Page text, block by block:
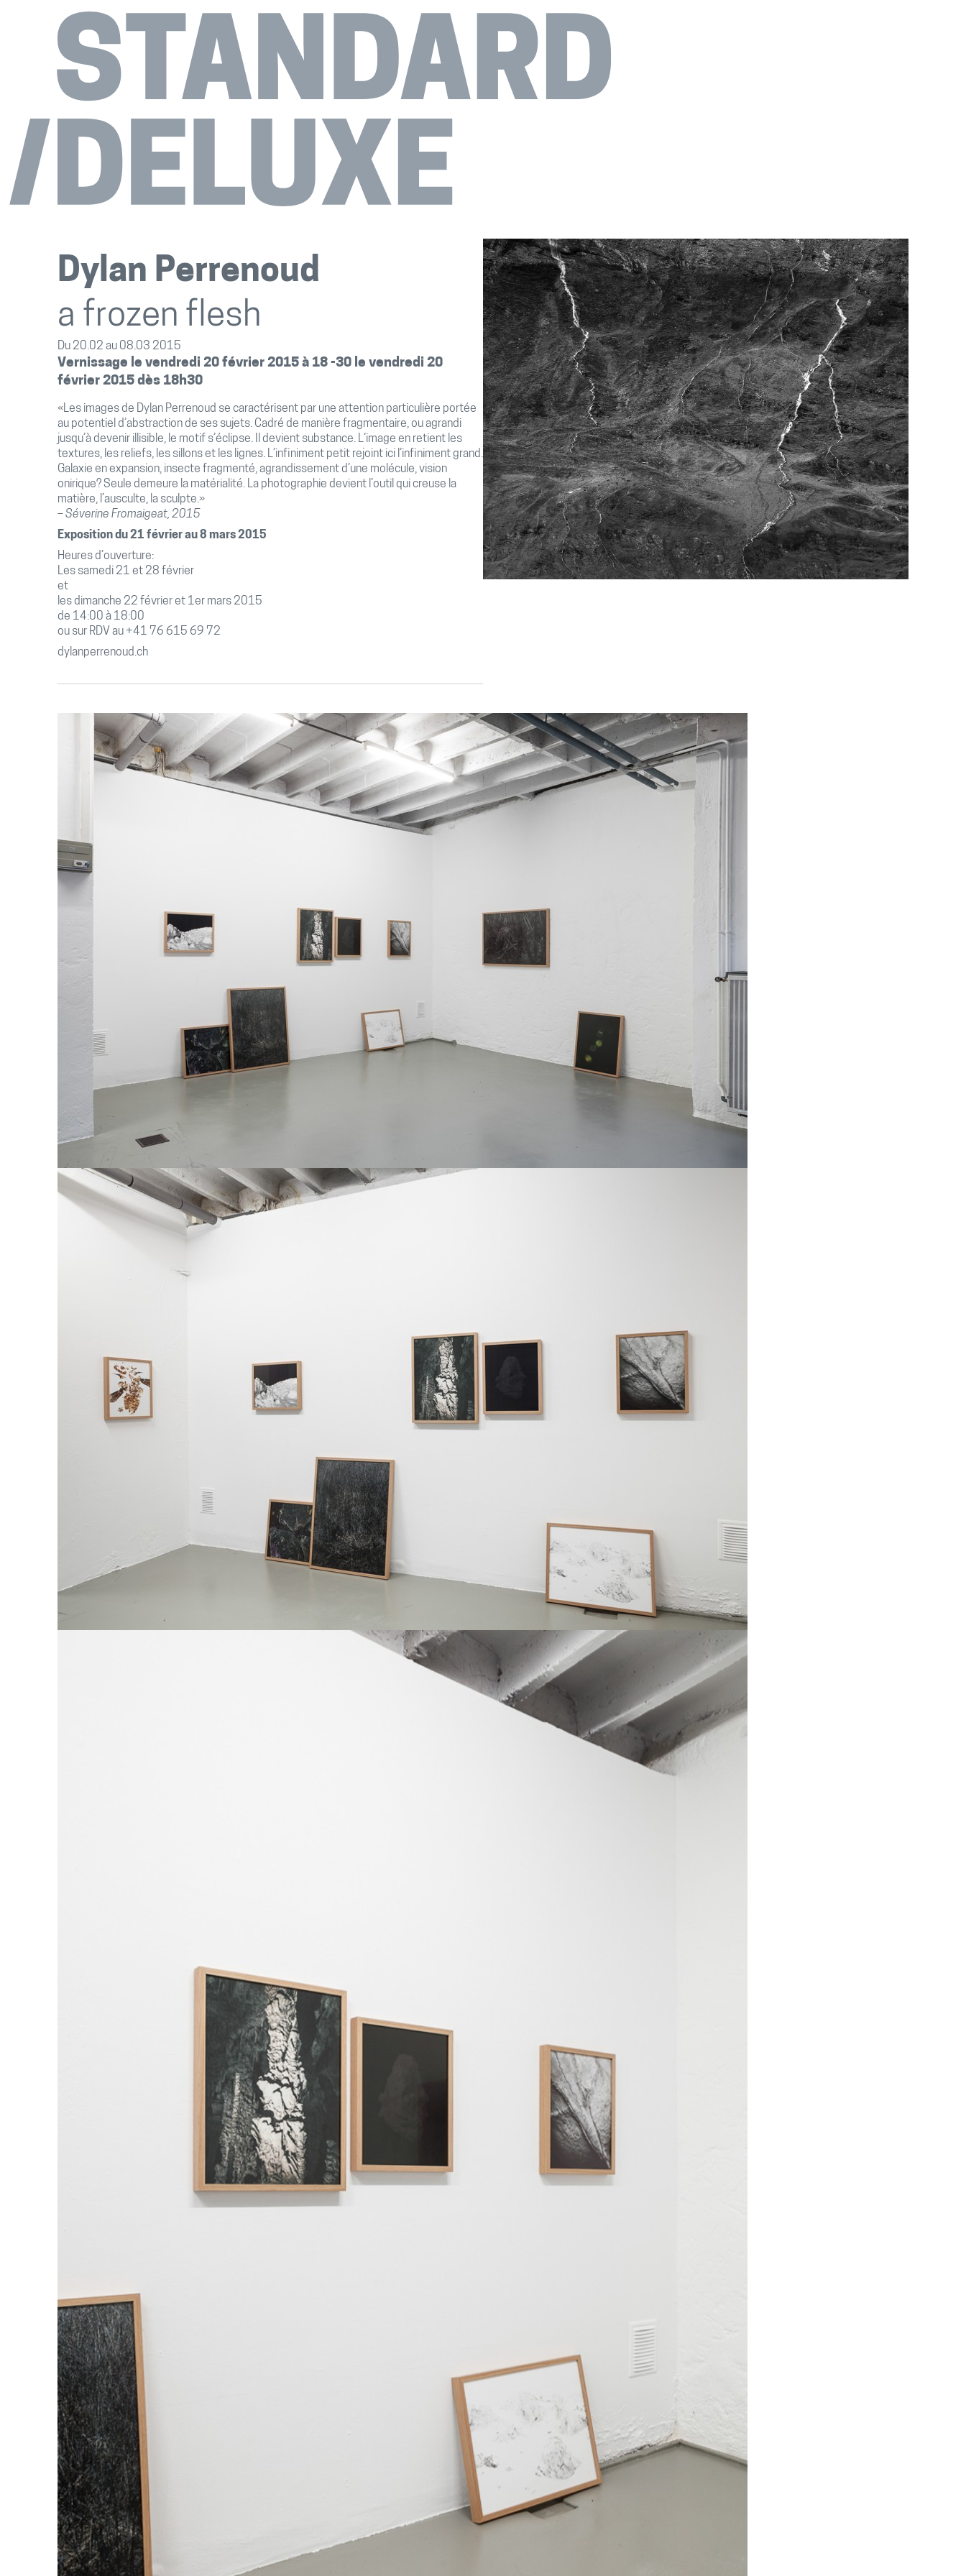
Dylan Perrenoud
a frozen flesh
Du 20.02 au 08.03 2015
Vernissage le vendredi 20 février 2015 à 18 -30 le vendredi 20
février 2015 dès 18h30
«Les images de Dylan Perrenoud se caractérisent par une attention particulière portée
au potentiel d’abstraction de ses sujets. Cadré de manière fragmentaire, ou agrandi
jusqu’à devenir illisible, le motif s’éclipse. Il devient substance. L’image en retient les
textures, les reliefs, les sillons et les lignes. L’infiniment petit rejoint ici l’infiniment grand.
Galaxie en expansion, insecte fragmenté, agrandissement d’une molécule, vision
onirique? Seule demeure la matérialité. La photographie devient l’outil qui creuse la
matière, l’ausculte, la sculpte.»
– Séverine Fromaigeat, 2015
Exposition du 21 février au 8 mars 2015
Heures d’ouverture:
Les samedi 21 et 28 février
et
les dimanche 22 février et 1er mars 2015
de 14:00 à 18:00
ou sur RDV au +41 76 615 69 72
dylanperrenoud.ch